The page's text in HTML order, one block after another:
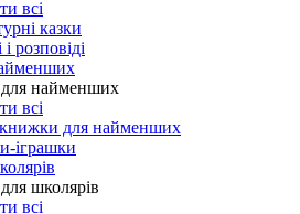
всі
казки
розповіді
найменших
всі
для найменших
іграшки
школярів
всі